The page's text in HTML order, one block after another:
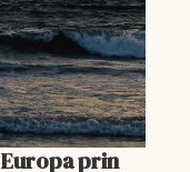
prin